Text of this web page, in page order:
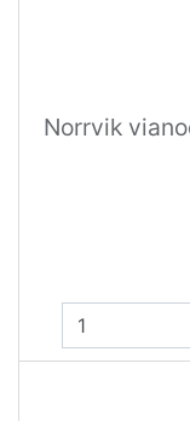
Norrvik